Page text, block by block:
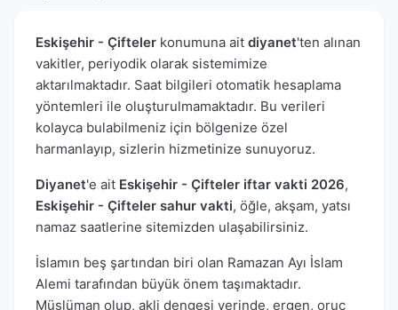
Eskişehir - Çifteler konumuna ait diyanet'ten alınan
vakitler, periyodik olarak sistemimize
aktarılmaktadır. Saat bilgileri otomatik hesaplama
yöntemleri ile oluşturulmamaktadır. Bu verileri
kolayca bulabilmeniz için bölgenize özel
harmanlayıp, sizlerin hizmetinize sunuyoruz.
Diyanet'e ait Eskişehir - Çifteler iftar vakti 2026,
Eskişehir - Çifteler sahur vakti, öğle, akşam, yatsı
namaz saatlerine sitemizden ulaşabilirsiniz.
İslamın beş şartından biri olan Ramazan Ayı İslam
Alemi tarafından büyük önem taşımaktadır.
Müslüman olup, akli dengesi yerinde, ergen, oruç